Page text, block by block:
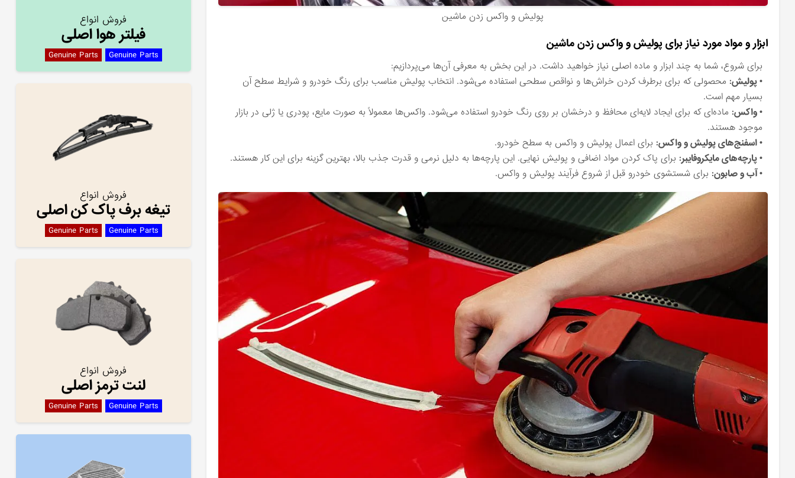
فروش انواع
فیلتر هوا اصلی
Genuine Parts Genuine Parts
فروش انواع
تیغه برف پاک کن اصلی
Genuine Parts Genuine Parts
فروش انواع
لنت ترمز اصلی
Genuine Parts Genuine Parts
پولیش و واکس زدن ماشین
ابزار و مواد مورد نیاز برای پولیش و واکس زدن ماشین
برای شروع، شما به چند ابزار و ماده اصلی نیاز خواهید داشت. در این بخش به معرفی آن‌ها می‌پردازیم:
• پولیش: محصولی که برای برطرف کردن خراش‌ها و نواقص سطحی استفاده می‌شود. انتخاب پولیش مناسب برای رنگ خودرو و شرایط سطح آن
بسیار مهم است.
• واکس: ماده‌ای که برای ایجاد لایه‌ای محافظ و درخشان بر روی رنگ خودرو استفاده می‌شود. واکس‌ها معمولاً به صورت مایع، پودری یا ژلی در بازار
موجود هستند.
• اسفنج‌های پولیش و واکس: برای اعمال پولیش و واکس به سطح خودرو.
• پارچه‌های مایکروفایبر: برای پاک کردن مواد اضافی و پولیش نهایی. این پارچه‌ها به دلیل نرمی و قدرت جذب بالا، بهترین گزینه برای این کار هستند.
• آب و صابون: برای شستشوی خودرو قبل از شروع فرآیند پولیش و واکس.